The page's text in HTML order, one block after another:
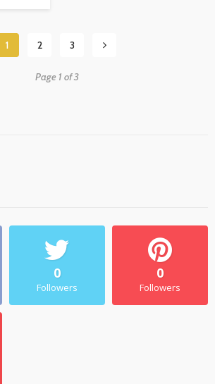
1 2 3
Page 1 of 3
0
Followers
0
Followers